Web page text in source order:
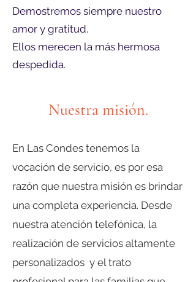
Nuestra misión.
En Las Condes tenemos la
vocación de servicio, es por esa
razón que nuestra misión es brindar
una completa experiencia. Desde
nuestra atención telefónica, la
realización de servicios altamente
personalizados y el trato
Demostremos siempre nuestro
amor y gratitud.
Ellos merecen la más hermosa
despedida.